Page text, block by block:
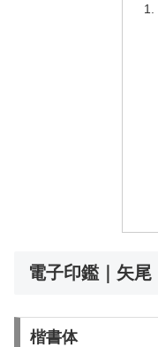
電子印鑑｜矢尾
楷書体